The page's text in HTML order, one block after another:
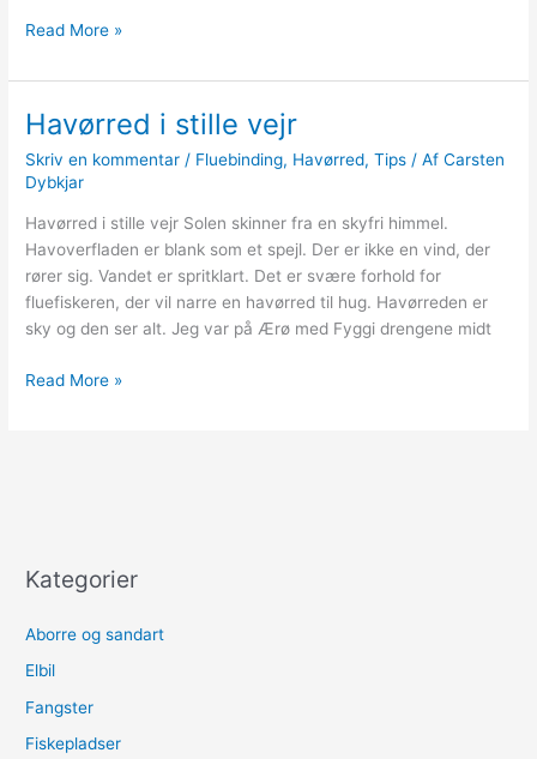
Gedder
Blekinge
i
sommervarmen
Read More »
Havørred i stille vejr
Skriv en kommentar / Fluebinding, Havørred,Tips / AfCarsten
Dybkjar
Havørred i stille vejr Solen skinner fra en skyfri himmel.
Havoverfladen er blank som et spejl. Der er ikke en vind, der
rører sig. Vandet er spritklart. Det er svære forhold for
fluefiskeren, der vil narre en havørred til hug. Havørreden er
sky og den ser alt. Jeg var på Ærø med Fyggi drengene midt
Havørred
Read More »
Kategorier
Aborre og sandart
Elbil
Fangster
Fiskepladser